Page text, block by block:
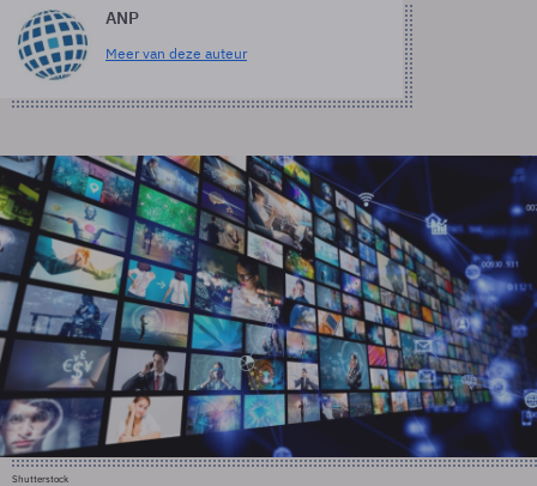
ANP
Meer van deze auteur
Shutterstock